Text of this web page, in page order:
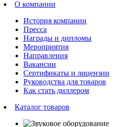
О компании
История компании
Пресса
Награды и дипломы
Мероприятия
Направления
Вакансии
Сертификаты и лицензии
Руководства для товаров
Как стать диллером
Каталог товаров